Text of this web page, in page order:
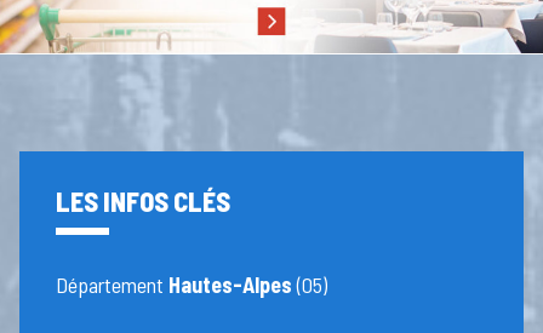
LES INFOS CLÉS
Département Hautes-Alpes(05)